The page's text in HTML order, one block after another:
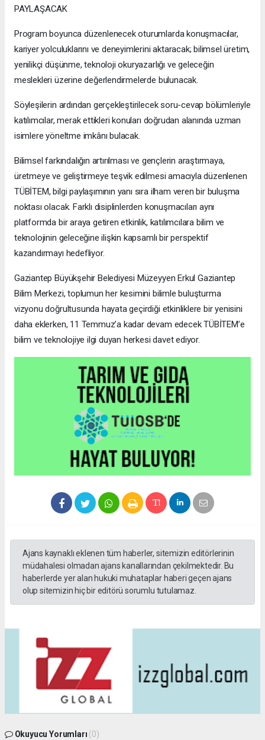
PAYLAŞACAK
Program boyunca düzenlenecek oturumlarda konuşmacılar,
kariyer yolculuklarını ve deneyimlerini aktaracak; bilimsel üretim,
yenilikçi düşünme, teknoloji okuryazarlığı ve geleceğin
meslekleri üzerine değerlendirmelerde bulunacak.
Söyleşilerin ardından gerçekleştirilecek soru-cevap bölümleriyle
katılımcılar, merak ettikleri konuları doğrudan alanında uzman
isimlere yöneltme imkânı bulacak.
Bilimsel farkındalığın artırılması ve gençlerin araştırmaya,
üretmeye ve geliştirmeye teşvik edilmesi amacıyla düzenlenen
TÜBİTEM, bilgi paylaşımının yanı sıra ilham veren bir buluşma
noktası olacak. Farklı disiplinlerden konuşmacıları aynı
platformda bir araya getiren etkinlik, katılımcılara bilim ve
teknolojinin geleceğine ilişkin kapsamlı bir perspektif
kazandırmayı hedefliyor.
Gaziantep Büyükşehir Belediyesi Müzeyyen Erkul Gaziantep
Bilim Merkezi, toplumun her kesimini bilimle buluşturma
vizyonu doğrultusunda hayata geçirdiği etkinliklere bir yenisini
daha eklerken, 11 Temmuz’a kadar devam edecek TÜBİTEM’e
bilim ve teknolojiye ilgi duyan herkesi davet ediyor.
Ajans kaynaklı eklenen tüm haberler, sitemizin editörlerinin
müdahalesi olmadan ajans kanallarından çekilmektedir. Bu
haberlerde yer alan hukuki muhataplar haberi geçen ajans
olup sitemizin hiç bir editörü sorumlu tutulamaz.
Okuyucu Yorumları (0)